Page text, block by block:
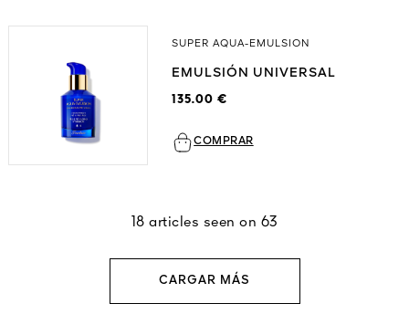
SUPER AQUA-EMULSION
EMULSIÓN UNIVERSAL
135.00 €
COMPRAR
18 articles seen on 63
CARGAR MÁS